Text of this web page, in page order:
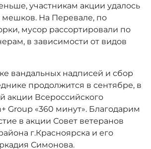
участникам акции удалось
мешков. На Перевале, по
мусор рассортировали по
в зависимости от видов
вандальных надписей и сбор
продолжится в сентябре, в
акции Всероссийского
Group «360 минут». Благодарим
в акции Совет ветеранов
г.Красноярска и его
Симонова.